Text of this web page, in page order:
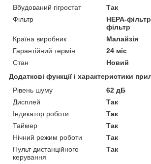
Вбудований гігростат
Так
Фільтр
HEPA-
фільтр
Країна виробник
Малайзія
Гарантійний термін
24 міс
Стан
Новий
Додаткові функції і характеристики
Рівень шуму
62 дБ
Дисплей
Так
Індикатор роботи
Так
Таймер
Так
Нічний режим роботи
Так
Пульт дистанційного
керування
Так